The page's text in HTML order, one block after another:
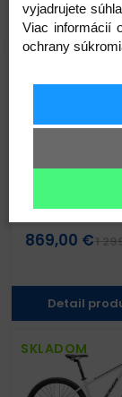
Detail
červený(biely)
869,00 € 1
Detail
SKLADOM
vyjadrujete
Viac informácií
ochrany